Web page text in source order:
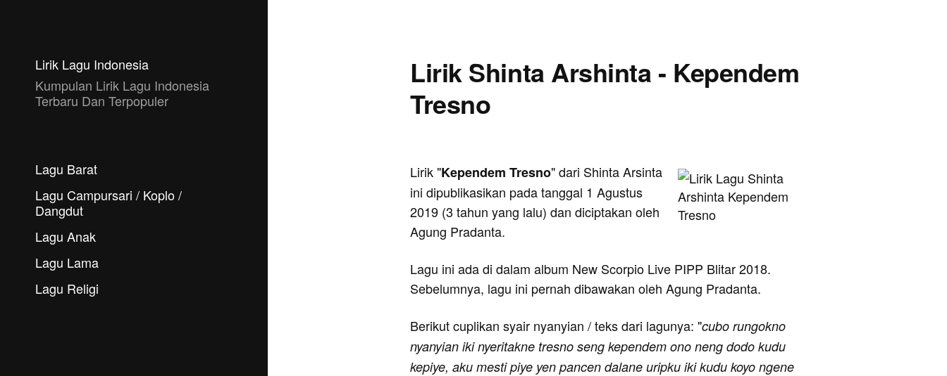
Lirik Lagu Indonesia
Kumpulan Lirik Lagu Indonesia
Terbaru Dan Terpopuler
Lagu Barat
Lagu Campursari / Koplo /
Dangdut
Lagu Anak
Lagu Lama
Lagu Religi
Lirik Shinta Arshinta - Kependem
Tresno
Lirik "Kependem Tresno" dari Shinta Arsinta
ini dipublikasikan pada tanggal 1 Agustus
2019 (3 tahun yang lalu) dan diciptakan oleh
Agung Pradanta.
Lagu ini ada di dalam album New Scorpio Live PIPP Blitar 2018.
Sebelumnya, lagu ini pernah dibawakan oleh Agung Pradanta.
Berikut cuplikan syair nyanyian / teks dari lagunya: "cubo rungokno
nyanyian iki nyeritakne tresno seng kependem ono neng dodo kudu
kepiye, aku mesti piye yen pancen dalane uripku iki kudu koyo ngene